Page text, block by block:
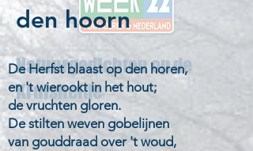
Natuurgedichten op de
Kruisheide
den hoorn
De Herfst blaast op den horen,
en 't wierookt in het hout;
de vruchten gloren.
De stilten weven gobelijnen
van gouddraad over 't woud,